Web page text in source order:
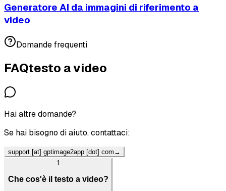
Generatore AI da immagini di riferimento a
video
Domande frequenti
FAQtesto a video
Hai altre domande?
Se hai bisogno di aiuto, contattaci:
support [at] gptimage2app [dot] com →
1
Che cos'è il testo a video?